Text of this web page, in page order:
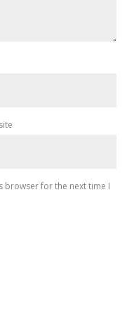
browser for the next time I